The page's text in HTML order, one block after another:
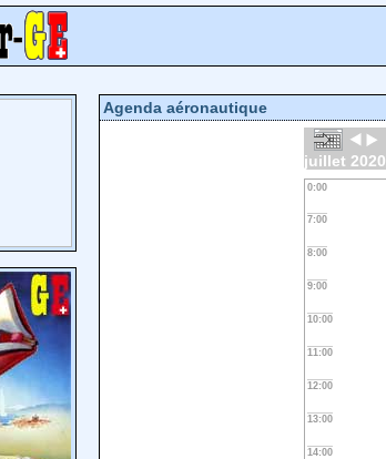
Agenda aéronautique
juillet 2020
0:00
7:00
8:00
9:00
10:00
11:00
12:00
13:00
14:00